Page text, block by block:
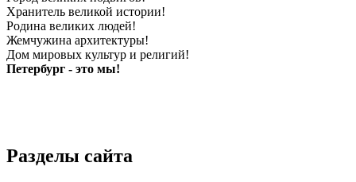
Хранитель великой истории!
Родина великих людей!
Жемчужина архитектуры!
Дом мировых культур и религий!
Петербург - это мы!
Разделы сайта